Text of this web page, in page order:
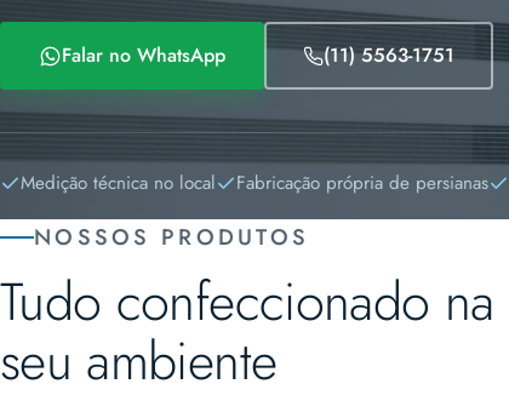
Falar no WhatsApp (11) 5563-1751
Medição técnica no local Fabricação própria de persianas
NOSSOS PRODUTOS
Tudo confeccionado
seu ambiente